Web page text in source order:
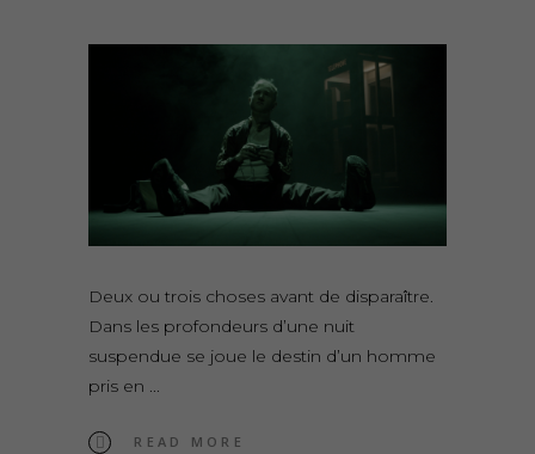
Deux ou trois choses avant de disparaître.
Dans les profondeurs d’une nuit
suspendue se joue le destin d’un homme
pris en
READ MORE